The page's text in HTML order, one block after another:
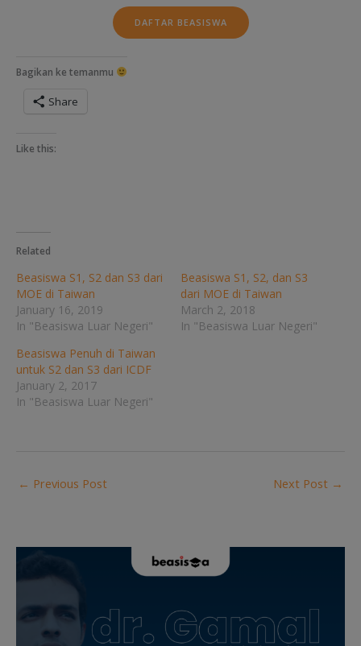
DAFTAR BEASISWA
Bagikan ke temanmu
Share
Like this:
Related
Beasiswa S1, S2 dan S3 dari
MOE di Taiwan
January 16, 2019
In "Beasiswa Luar Negeri"
Beasiswa S1, S2, dan S3
dari MOE di Taiwan
March 2, 2018
In "Beasiswa Luar Negeri"
Beasiswa Penuh di Taiwan
untuk S2 dan S3 dari ICDF
January 2, 2017
In "Beasiswa Luar Negeri"
← Previous Post Next Post →